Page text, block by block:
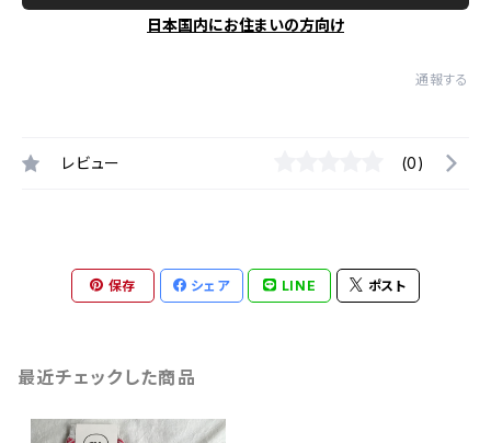
日本国内にお住まいの方向け
通報する
レビュー (0)
保存 シェア LINE ポスト
最近チェックした商品